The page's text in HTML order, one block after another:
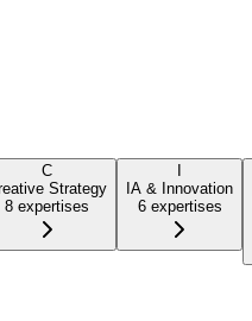
C
Strategy
8 expertises
IA & Innovation
6 expertises